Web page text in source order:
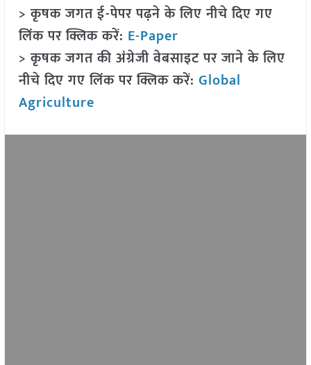
> कृषक जगत ई-पेपर पढ़ने के लिए नीचे दिए गए
लिंक पर क्लिक करें: E-Paper
> कृषक जगत की अंग्रेजी वेबसाइट पर जाने के लिए
नीचे दिए गए लिंक पर क्लिक करें: Global
Agriculture